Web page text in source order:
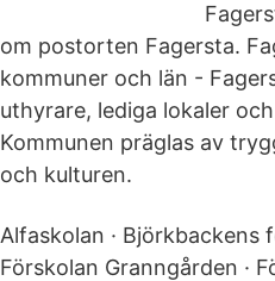
om postorten Fagersta.
kommuner och län -
uthyrare, lediga lokaler
Kommunen präglas av
och kulturen.
Alfaskolan · Björkbackens
Förskolan Granngården ·